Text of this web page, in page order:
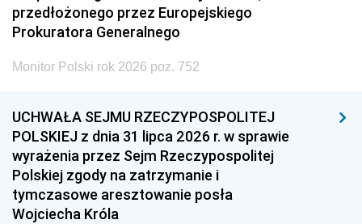
przedłożonego przez Europejskiego
Prokuratora Generalnego
Monitor Polski rok 2026 poz. 752
UCHWAŁA SEJMU RZECZYPOSPOLITEJ
POLSKIEJ z dnia 31 lipca 2026 r. w sprawie
wyrażenia przez Sejm Rzeczypospolitej
Polskiej zgody na zatrzymanie i
tymczasowe aresztowanie posła
Wojciecha Króla